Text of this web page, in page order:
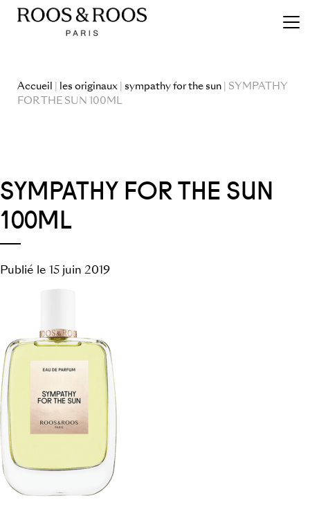
Accueil | les originaux | sympathy for the sun | SYMPATHY
FOR THE SUN 100ML
SYMPATHY FOR THE SUN
100ML
Publié le 15 juin 2019